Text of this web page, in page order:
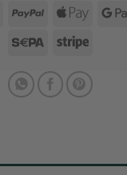
MasterCard
PayPalApple
Sepa
Stripe